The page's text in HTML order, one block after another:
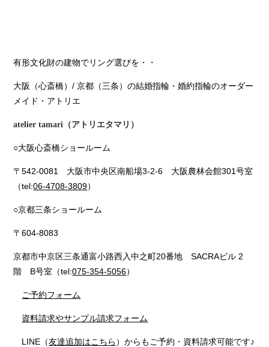
有形文化財の建物でリング選びを・・
大阪（心斎橋）/ 京都（三条）の結婚指輪・婚約指輪のオーダー
メイド・アトリエ
atelier tamari（アトリエタマリ）
○大阪心斎橋ショールーム
〒542-0081 大阪市中央区南船場3-2-6 大阪農林会館301号室
（tel:06-4708-3809）
○京都三条ショールーム
〒604-8083
京都市中京区三条通富小路西入中之町20番地 SACRAビル 2
階 B号室（tel:075-354-5056）
ご予約フォーム
資料請求やサンプル請求フォーム
LINE（友達追加はこちら ）からもご予約・資料請求可能です♪